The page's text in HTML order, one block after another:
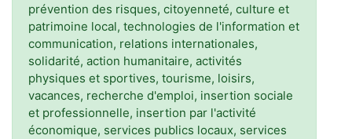
prévention des risques, citoyenneté, culture et
patrimoine local, technologies de l'information et
communication, relations internationales,
solidarité, action humanitaire, activités
physiques et sportives, tourisme, loisirs,
vacances, recherche d'emploi, insertion sociale
et professionnelle, insertion par l'activité
économique, services publics locaux, services